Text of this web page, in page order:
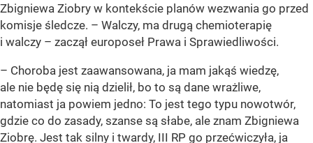
Zbigniewa Ziobry w kontekście planów wezwania go przed
komisje śledcze. – Walczy, ma drugą chemioterapię
i walczy – zaczął europoseł Prawa i Sprawiedliwości.
– Choroba jest zaawansowana, ja mam jakąś wiedzę,
ale nie będę się nią dzielił, bo to są dane wrażliwe,
natomiast ja powiem jedno: To jest tego typu nowotwór,
gdzie co do zasady, szanse są słabe, ale znam Zbigniewa
Ziobrę. Jest tak silny i twardy, III RP go przećwiczyła, ja